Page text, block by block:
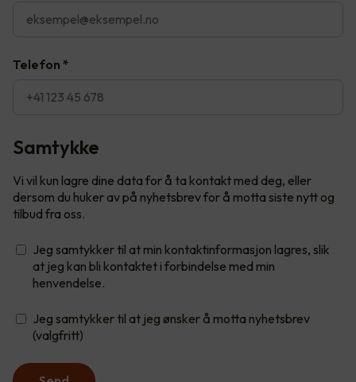
Telefon *
Samtykke
Vi vil kun lagre dine data for å ta kontakt med deg, eller
dersom du huker av på nyhetsbrev for å motta siste nytt og
tilbud fra oss.
Jeg samtykker til at min kontaktinformasjon lagres, slik
at jeg kan bli kontaktet i forbindelse med min
henvendelse.
Jeg samtykker til at jeg ønsker å motta nyhetsbrev
(valgfritt)